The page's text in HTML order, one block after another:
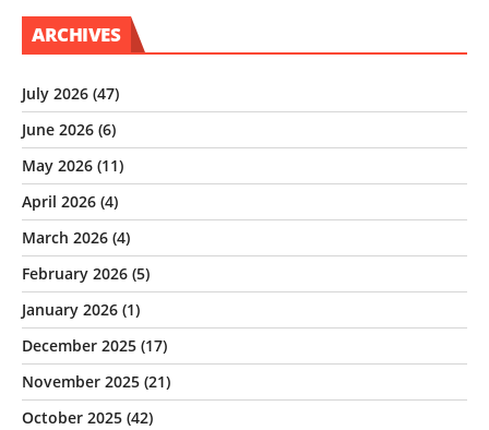
ARCHIVES
July 2026 (47)
June 2026 (6)
May 2026 (11)
April 2026 (4)
March 2026 (4)
February 2026 (5)
January 2026 (1)
December 2025 (17)
November 2025 (21)
October 2025 (42)